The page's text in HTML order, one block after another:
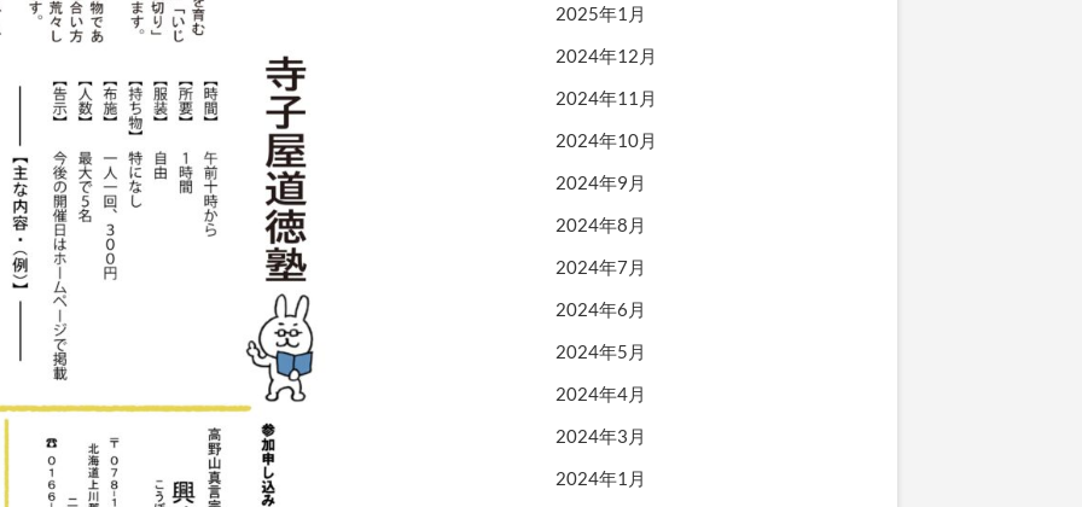
2025年1月
2024年12月
2024年11月
2024年10月
2024年9月
2024年8月
2024年7月
2024年6月
2024年5月
2024年4月
2024年3月
2024年1月